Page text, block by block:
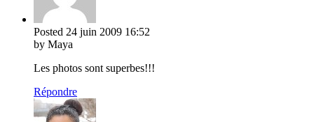
Posted 24 juin 2009 16:52
by Maya
Les photos sont superbes!!!
Répondre